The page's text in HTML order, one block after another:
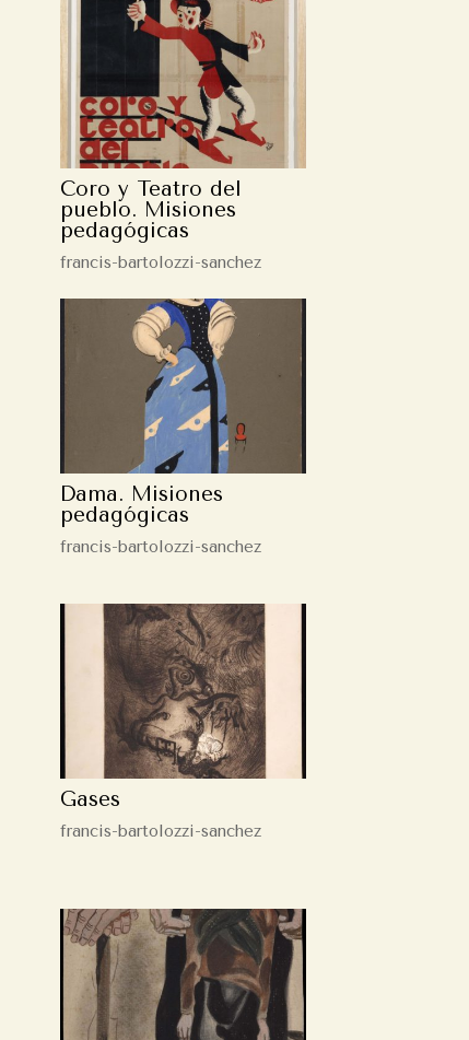
Coro y Teatro del
pueblo. Misiones
pedagógicas
francis-bartolozzi-sanchez
Dama. Misiones
pedagógicas
francis-bartolozzi-sanchez
Gases
francis-bartolozzi-sanchez